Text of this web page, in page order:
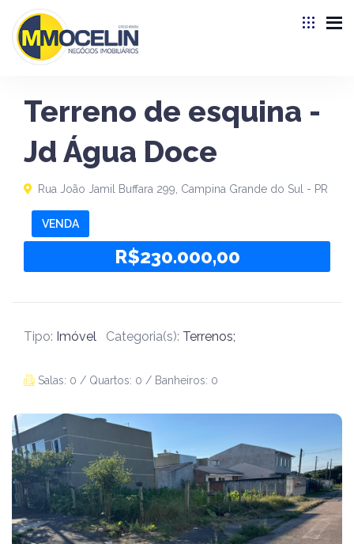
Terreno de esquina -
Jd Água Doce
Rua João Jamil Buffara 299, Campina Grande do Sul - PR
VENDA
R$230.000,00
Tipo: Imóvel Categoria(s): Terrenos;
Salas: 0 / Quartos: 0 / Banheiros: 0